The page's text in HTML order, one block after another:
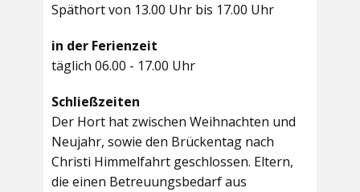
Späthort von 13.00 Uhr bis 17.00 Uhr
in der Ferienzeit
täglich 06.00 - 17.00 Uhr
Schließzeiten
Der Hort hat zwischen Weihnachten und
Neujahr, sowie den Brückentag nach
Christi Himmelfahrt geschlossen. Eltern,
die einen Betreuungsbedarf aus